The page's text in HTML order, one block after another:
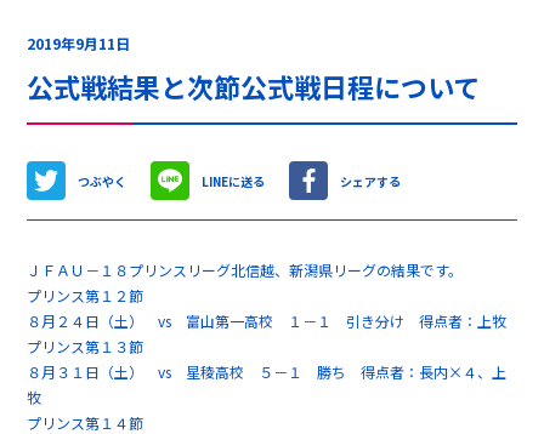
2019年9月11日
公式戦結果と次節公式戦日程について
つぶやく LINEに送る シェアする
ＪＦＡＵ－１８プリンスリーグ北信越、新潟県リーグの結果です。
プリンス第１２節
８月２４日（土） vs 富山第一高校 １－１ 引き分け 得点者：上牧
プリンス第１３節
８月３１日（土） vs 星稜高校 ５－１ 勝ち 得点者：長内×４、上
牧
プリンス第１４節